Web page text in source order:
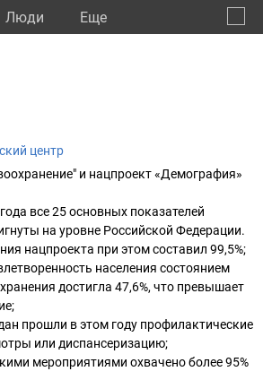
Люди Eще
центр
и нацпроект «Демография»
все 25 основных показателей
на уровне Российской Федерации.
нацпроекта при этом составил 99,5%;
населения состоянием
достигла 47,6%, что превышает
прошли в этом году профилактические
или диспансеризацию;
мероприятиями охвачено более 95%